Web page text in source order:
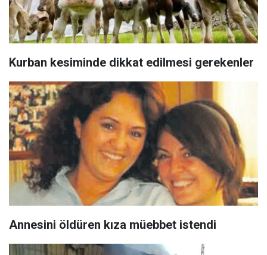
Kurban kesiminde dikkat edilmesi gerekenler
Annesini öldüren kıza müebbet istendi